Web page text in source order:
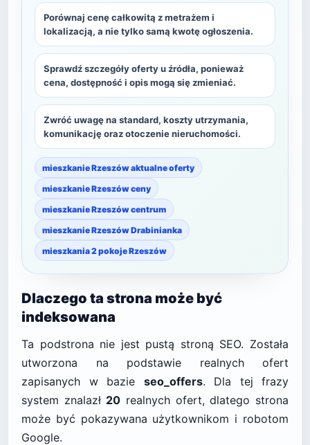
Porównaj cenę całkowitą z metrażem i
lokalizacją, a nie tylko samą kwotę ogłoszenia.
Sprawdź szczegóły oferty u źródła, ponieważ
cena, dostępność i opis mogą się zmieniać.
Zwróć uwagę na standard, koszty utrzymania,
komunikację oraz otoczenie nieruchomości.
mieszkanie Rzeszów aktualne oferty
mieszkanie Rzeszów ceny
mieszkanie Rzeszów centrum
mieszkanie Rzeszów Drabinianka
mieszkania 2 pokoje Rzeszów
Dlaczego ta strona może być
indeksowana
Ta podstrona nie jest pustą stroną SEO. Została
utworzona na podstawie realnych ofert
zapisanych w bazie seo_offers. Dla tej frazy
system znalazł 20 realnych ofert, dlatego strona
może być pokazywana użytkownikom i robotom
Google.